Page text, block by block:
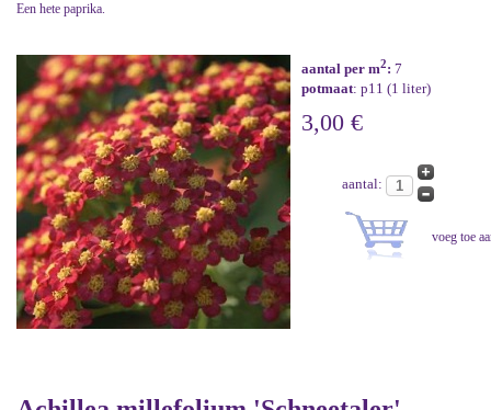
Een hete paprika.
aantal per m2: 7
potmaat: p11 (1 liter)
3,00 €
aantal: